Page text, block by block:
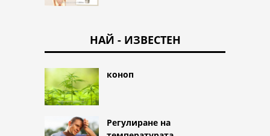
НАЙ - ИЗВЕСТЕН
коноп
Регулиране на